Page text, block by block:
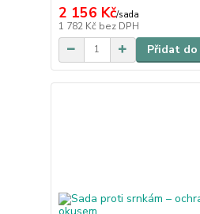
2 156 Kč/sada
1 782 Kč bez DPH
Přidat do